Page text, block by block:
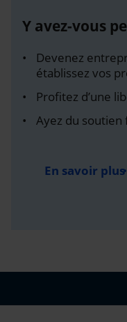
Y avez-vous
Devenez
établissez vos
Profitez d’une
Ayez du soutien
En savoir